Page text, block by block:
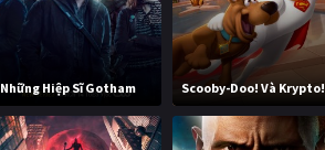
Những Hiệp Sĩ Gotham Scooby-Doo! Và Krypto!